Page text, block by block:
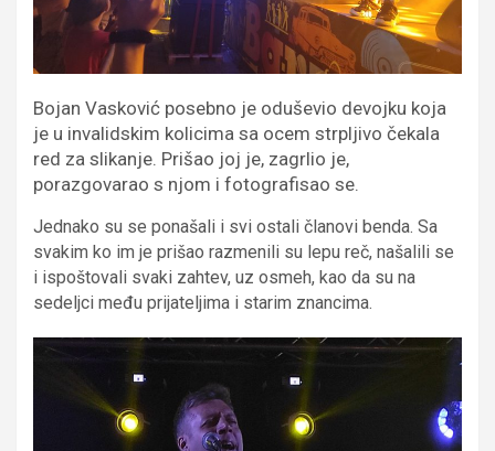
Bojan Vasković posebno je oduševio devojku koja
je u invalidskim kolicima sa ocem strpljivo čekala
red za slikanje. Prišao joj je, zagrlio je,
porazgovarao s njom i fotografisao se.
Jednako su se ponašali i svi ostali članovi benda. Sa
svakim ko im je prišao razmenili su lepu reč, našalili se
i ispoštovali svaki zahtev, uz osmeh, kao da su na
sedeljci među prijateljima i starim znancima.